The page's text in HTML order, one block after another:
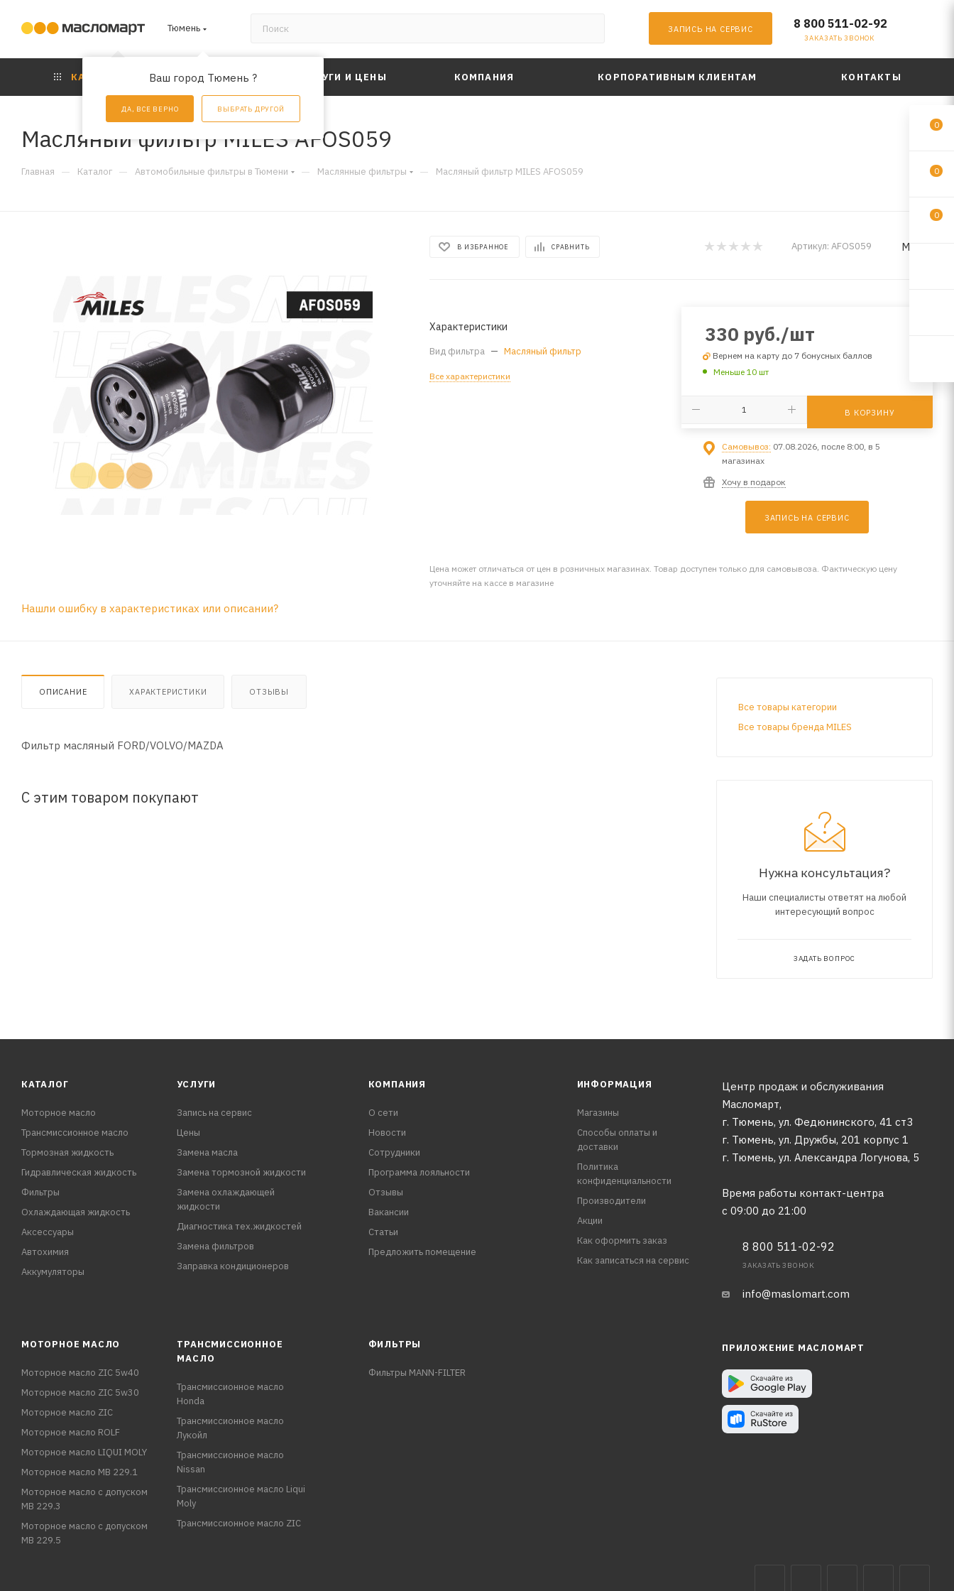
Тюмень
Ваш город Тюмень ?
ДА, ВСЕ ВЕРНО ВЫБРАТЬ ДРУГОЙ
ЗАПИСЬ НА СЕРВИС 8 800 511-02-92
ЗАКАЗАТЬ ЗВОНОК
КАТАЛОГ АКЦИИ УСЛУГИ И ЦЕНЫ КОМПАНИЯ КОРПОРАТИВНЫМ КЛИЕНТАМ КОНТАКТЫ
Масляный фильтр MILES AFOS059
Главная — Каталог — Автомобильные фильтры в Тюмени — Маслянные фильтры — Масляный фильтр MILES AFOS059
В ИЗБРАННОЕ СРАВНИТЬ Артикул: AFOS059 MILES
Характеристики
Вид фильтра — Масляный фильтр
Все характеристики
330 руб./шт
Вернем на карту до 7 бонусных баллов
Меньше 10 шт
В КОРЗИНУ
Самовывоз: 07.08.2026, после 8:00, в 5
магазинах
Хочу в подарок
ЗАПИСЬ НА СЕРВИС
Цена может отличаться от цен в розничных магазинах. Товар доступен только для самовывоза. Фактическую цену
уточняйте на кассе в магазине
Нашли ошибку в характеристиках или описании?
ОПИСАНИЕ ХАРАКТЕРИСТИКИ ОТЗЫВЫ
Фильтр масляный FORD/VOLVO/MAZDA
С этим товаром покупают
Все товары категории
Все товары бренда MILES
Нужна консультация?
Наши специалисты ответят на любой
интересующий вопрос
ЗАДАТЬ ВОПРОС
КАТАЛОГ
Моторное масло
Трансмиссионное масло
Тормозная жидкость
Гидравлическая жидкость
Фильтры
Охлаждающая жидкость
Аксессуары
Автохимия
Аккумуляторы
УСЛУГИ
Запись на сервис
Цены
Замена масла
Замена тормозной жидкости
Замена охлаждающей
жидкости
Диагностика тех.жидкостей
Замена фильтров
Заправка кондиционеров
КОМПАНИЯ
О сети
Новости
Сотрудники
Программа лояльности
Отзывы
Вакансии
Статьи
Предложить помещение
ИНФОРМАЦИЯ
Магазины
Способы оплаты и
доставки
Политика
конфиденциальности
Производители
Акции
Как оформить заказ
Как записаться на сервис
Центр продаж и обслуживания
Масломарт,
г. Тюмень, ул. Федюнинского, 41 ст3
г. Тюмень, ул. Дружбы, 201 корпус 1
г. Тюмень, ул. Александра Логунова, 5
Время работы контакт-центра
с 09:00 до 21:00
8 800 511-02-92
ЗАКАЗАТЬ ЗВОНОК
info@maslomart.com
МОТОРНОЕ МАСЛО
Моторное масло ZIC 5w40
Моторное масло ZIC 5w30
Моторное масло ZIC
Моторное масло ROLF
Моторное масло LIQUI MOLY
Моторное масло MB 229.1
Моторное масло с допуском
MB 229.3
Моторное масло с допуском
MB 229.5
ТРАНСМИССИОННОЕ
МАСЛО
Трансмиссионное масло
Honda
Трансмиссионное масло
Лукойл
Трансмиссионное масло
Nissan
Трансмиссионное масло Liqui
Moly
Трансмиссионное масло ZIC
ФИЛЬТРЫ
Фильтры MANN-FILTER
ПРИЛОЖЕНИЕ МАСЛОМАРТ
0
0
0